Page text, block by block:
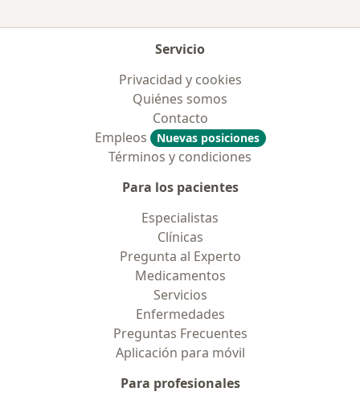
Servicio
Privacidad y cookies
Quiénes somos
Contacto
Empleos
Nuevas posiciones
Términos y condiciones
Para los pacientes
Especialistas
Clínicas
Pregunta al Experto
Medicamentos
Servicios
Enfermedades
Preguntas Frecuentes
Aplicación para móvil
Para profesionales